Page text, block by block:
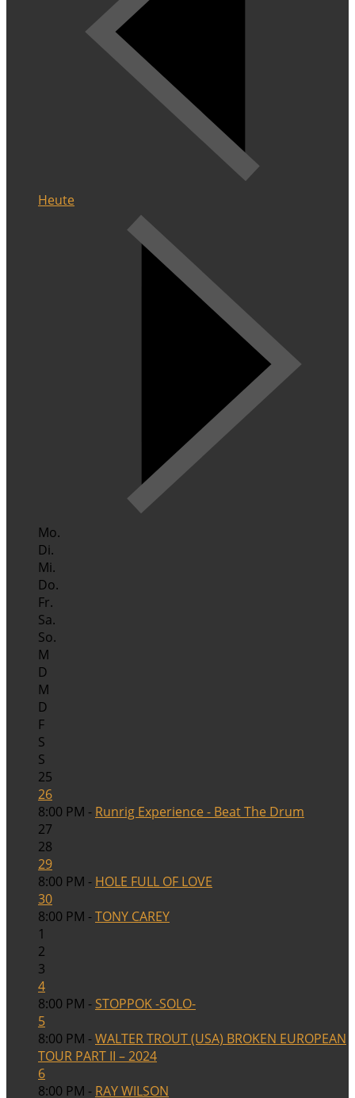
Heute
Mo.
Di.
Mi.
Do.
Fr.
Sa.
So.
M
D
M
D
F
S
S
25
26
8:00 PM - Runrig Experience - Beat The Drum
27
28
29
8:00 PM - HOLE FULL OF LOVE
30
8:00 PM -TONY CAREY
1
2
3
4
8:00 PM - STOPPOK -SOLO-
5
8:00 PM -WALTER TROUT (USA) BROKEN EUROPEAN
TOUR PART II – 2024
6
8:00 PM - RAY WILSON